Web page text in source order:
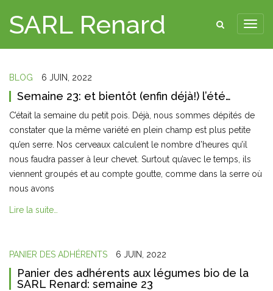
SARL Renard
BLOG 6 JUIN, 2022
Semaine 23: et bientôt (enfin déjà!) l’été…
C’était la semaine du petit pois. Déjà, nous sommes dépités de
constater que la même variété en plein champ est plus petite
qu’en serre. Nos cerveaux calculent le nombre d’heures qu’il
nous faudra passer à leur chevet. Surtout qu’avec le temps, ils
viennent groupés et au compte goutte, comme dans la serre où
nous avons
Lire la suite…
PANIER DES ADHÉRENTS 6 JUIN, 2022
Panier des adhérents aux légumes bio de la
SARL Renard: semaine 23